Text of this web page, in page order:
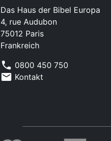
Das Haus der Bibel Europa
4, rue Audubon
75012 Paris
Frankreich
phone 0800 450 750
mail Kontakt